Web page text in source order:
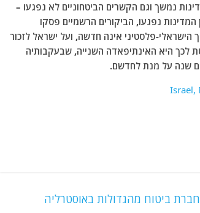
נמשך וגם הקשרים הביטחוניים לא נפגעו –
נפגעו, הביקורים הרשמיים פסקו
הישראלי-פלסטיני אינה חדשה, ועל ישראל לזכור
לכך היא האינתיפאדה השנייה, שבעקבותיה
שנה על מנת לחדשם.
ביטוח מהגדולות באוסטרליה